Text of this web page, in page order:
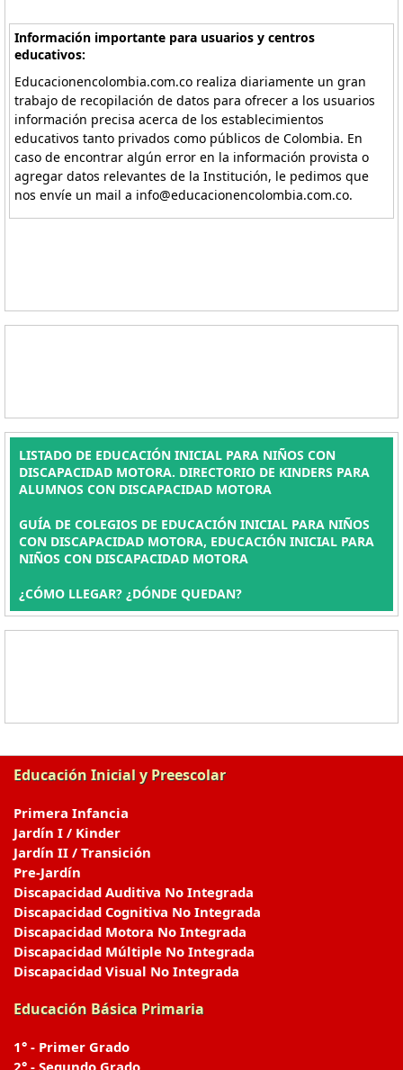
Información importante para usuarios y centros
educativos:
Educacionencolombia.com.co realiza diariamente un gran
trabajo de recopilación de datos para ofrecer a los usuarios
información precisa acerca de los establecimientos
educativos tanto privados como públicos de Colombia. En
caso de encontrar algún error en la información provista o
agregar datos relevantes de la Institución, le pedimos que
nos envíe un mail a info@educacionencolombia.com.co.
LISTADO DE EDUCACIÓN INICIAL PARA NIÑOS CON
DISCAPACIDAD MOTORA. DIRECTORIO DE KINDERS PARA
ALUMNOS CON DISCAPACIDAD MOTORA
GUÍA DE COLEGIOS DE EDUCACIÓN INICIAL PARA NIÑOS
CON DISCAPACIDAD MOTORA, EDUCACIÓN INICIAL PARA
NIÑOS CON DISCAPACIDAD MOTORA
¿CÓMO LLEGAR? ¿DÓNDE QUEDAN?
Educación Inicial y Preescolar
Primera Infancia
Jardín I / Kinder
Jardín II / Transición
Pre-Jardín
Discapacidad Auditiva No Integrada
Discapacidad Cognitiva No Integrada
Discapacidad Motora No Integrada
Discapacidad Múltiple No Integrada
Discapacidad Visual No Integrada
Educación Básica Primaria
1° - Primer Grado
2° - Segundo Grado